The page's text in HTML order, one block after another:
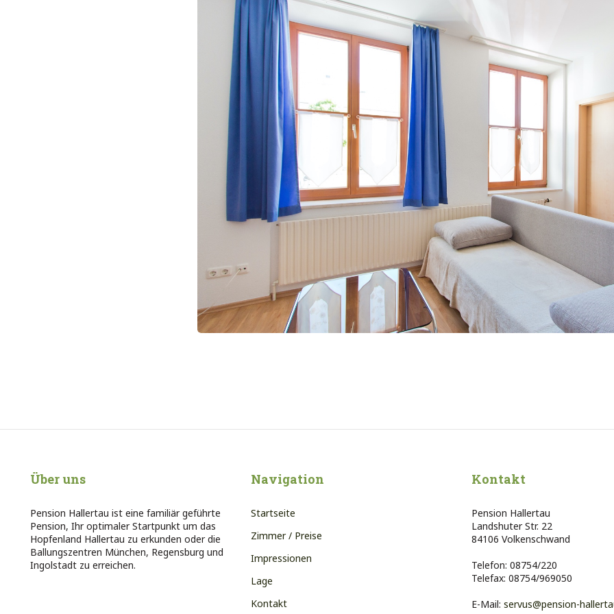
Über uns
Pension Hallertau ist eine familiär geführte
Pension, Ihr optimaler Startpunkt um das
Hopfenland Hallertau zu erkunden oder die
Ballungszentren München, Regensburg und
Ingolstadt zu erreichen.
Navigation
Startseite
Zimmer / Preise
Impressionen
Lage
Kontakt
Kontakt
Pension Hallertau
Landshuter Str. 22
84106 Volkenschwand
Telefon: 08754/220
Telefax: 08754/969050
E-Mail: servus@pension-